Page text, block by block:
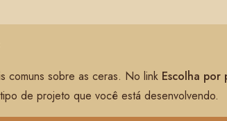
comuns sobre as ceras. No link Escolha por
de projeto que você está desenvolvendo.